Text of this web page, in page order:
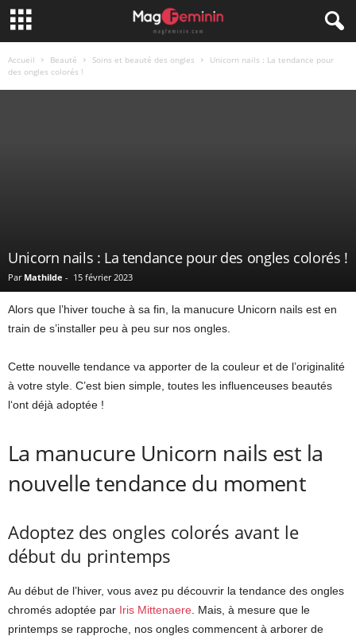
Accueil Beauté Soins et beauté des ongles
Unicorn nails : La tendance pour
des ongles colorés !
Unicorn nails : La tendance pour des ongles colorés !
Par Mathilde - 15 février 2023
Alors que l’hiver touche à sa fin, la manucure Unicorn nails est en
train de s’installer peu à peu sur nos ongles.
Cette nouvelle tendance va apporter de la couleur et de l’originalité
à votre style. C’est bien simple, toutes les influenceuses beautés
l‘ont déjà adoptée !
La manucure Unicorn nails est la
nouvelle tendance du moment
Adoptez des ongles colorés avant le
début du printemps
Au début de l’hiver, vous avez pu découvrir la tendance des ongles
chromés adoptée par Iris Mittenaere. Mais, à mesure que le
printemps se rapproche, nos ongles commencent à arborer de